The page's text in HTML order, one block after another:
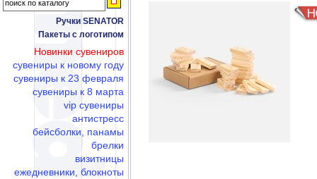
Ручки SENATOR
Пакеты с логотипом
Новинки сувениров
сувениры к новому году
сувениры к 23 февраля
сувениры к 8 марта
vip сувениры
антистресс
бейсболки, панамы
брелки
визитницы
ежедневники, блокноты